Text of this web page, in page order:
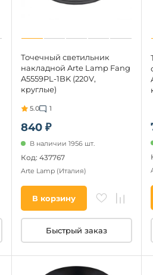
840 ₽
Точечный светильник
накладной Arte Lamp Fang
A5559PL-1BK (220V,
круглые)
5.0 1
В наличии 1956 шт.
Код: 437767
Arte Lamp (Италия)
В корзину
Быстрый заказ